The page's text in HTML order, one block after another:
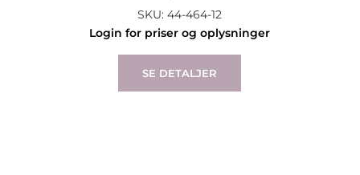
SKU: 44-464-12
Login for priser og oplysninger
SE DETALJER